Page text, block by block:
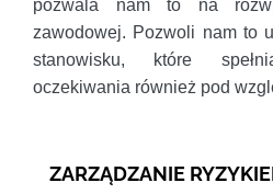
pozwala nam to na
zawodowej. Pozwoli nam to
stanowisku, które
oczekiwania również pod
ZARZĄDZANIE